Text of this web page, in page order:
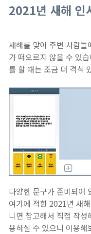
2021년 새해 인
새해를 맞아 주변 사람
가 떠오르지 않을 수 있
를 할 때는 조금 더 격식
다양한 문구가 준비되어
여기에 적힌 2021년 새
니면 참고해서 직접 작
용하실 수 있으니 이용해